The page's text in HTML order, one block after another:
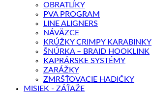
OBRATLÍKY
PVA PROGRAM
LINE ALIGNERS
NÁVÄZCE
KRÚŽKY CRIMPY KARABINKY
ŠNÚRKA – BRAID HOOKLINK
KAPRÁRSKE SYSTÉMY
ZARÁŽKY
ZMRŠŤOVACIE HADIČKY
MISIEK - ZÁŤAŽE